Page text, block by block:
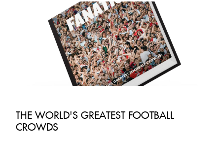
THE WORLD'S GREATEST FOOTBALL
CROWDS